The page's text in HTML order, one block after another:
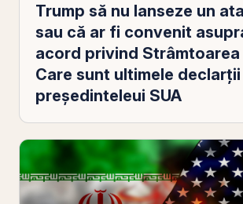
Trump să nu lanseze un
sau că ar fi convenit
acord privind Strâmtoarea
Care sunt ultimele declarții
președinteleui SUA